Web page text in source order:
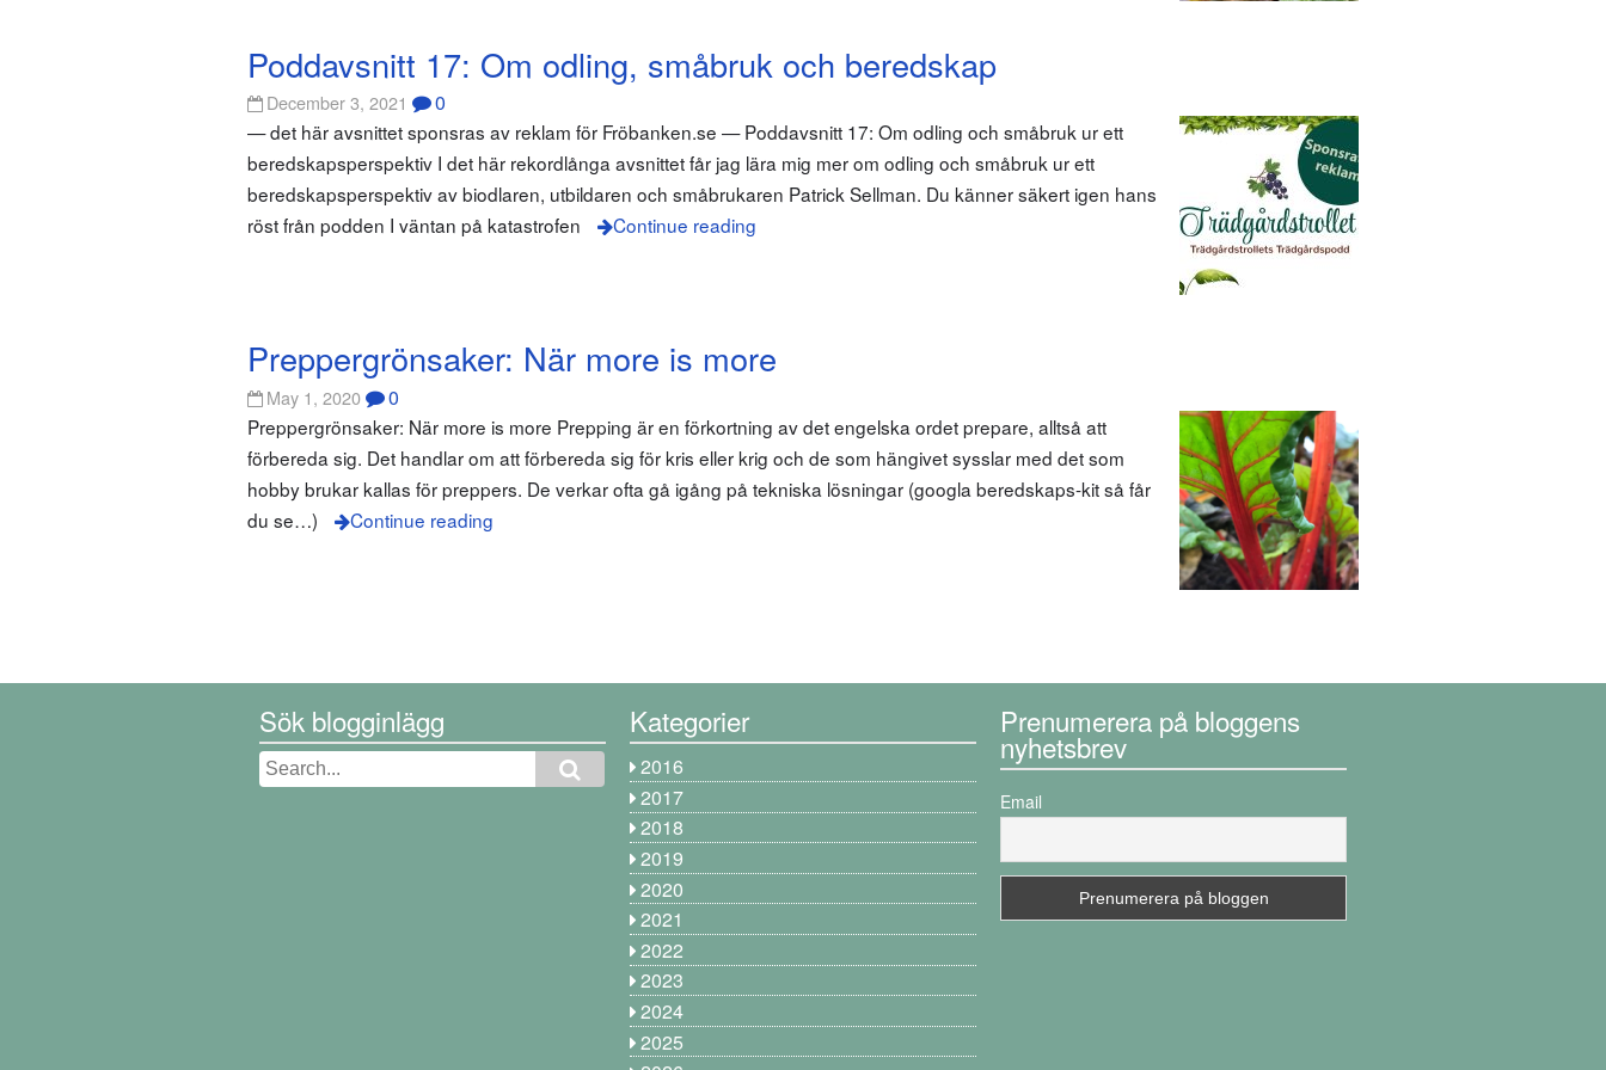
Poddavsnitt 17: Om odling, småbruk och beredskap
December 3, 2021 0
— det här avsnittet sponsras av reklam för Fröbanken.se — Poddavsnitt 17: Om odling och småbruk ur ett
beredskapsperspektiv I det här rekordlånga avsnittet får jag lära mig mer om odling och småbruk ur ett
beredskapsperspektiv av biodlaren, utbildaren och småbrukaren Patrick Sellman. Du känner säkert igen hans
röst från podden I väntan på katastrofen
Continue reading
Preppergrönsaker: När more is more
May 1, 2020 0
Preppergrönsaker: När more is more Prepping är en förkortning av det engelska ordet prepare, alltså att
förbereda sig. Det handlar om att förbereda sig för kris eller krig och de som hängivet sysslar med det som
hobby brukar kallas för preppers. De verkar ofta gå igång på tekniska lösningar (googla beredskaps-kit så får
du se…)
Continue reading
Sök blogginlägg Kategorier
2016
2017
2018
2019
2020
2021
2022
2023
2024
2025
Prenumerera på bloggens
nyhetsbrev
Email